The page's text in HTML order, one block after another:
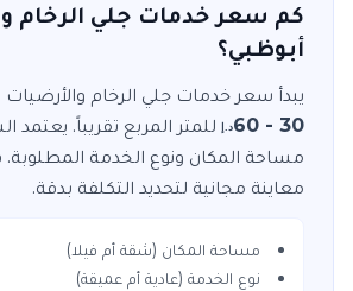
كم سعر خدمات جلي الرخام
أبوظبي؟
يبدأ سعر خدمات جلي الرخام والأرضيات
30 - 60
د.إ للمتر المربع تقريباً. يعتمد
مساحة المكان ونوع الخدمة المطلوبة.
معاينة مجانية لتحديد التكلفة بدقة.
مساحة المكان (شقة أم فيلا)
نوع الخدمة (عادية أم عميقة)